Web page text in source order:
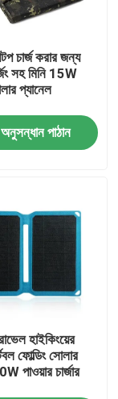
চার্জ করার জন্য
সহ মিনি 15W
প্যানেল
অনুসন্ধান পাঠান
হাইকিংয়ের
ফোল্ডিং সোলার
পাওয়ার চার্জার